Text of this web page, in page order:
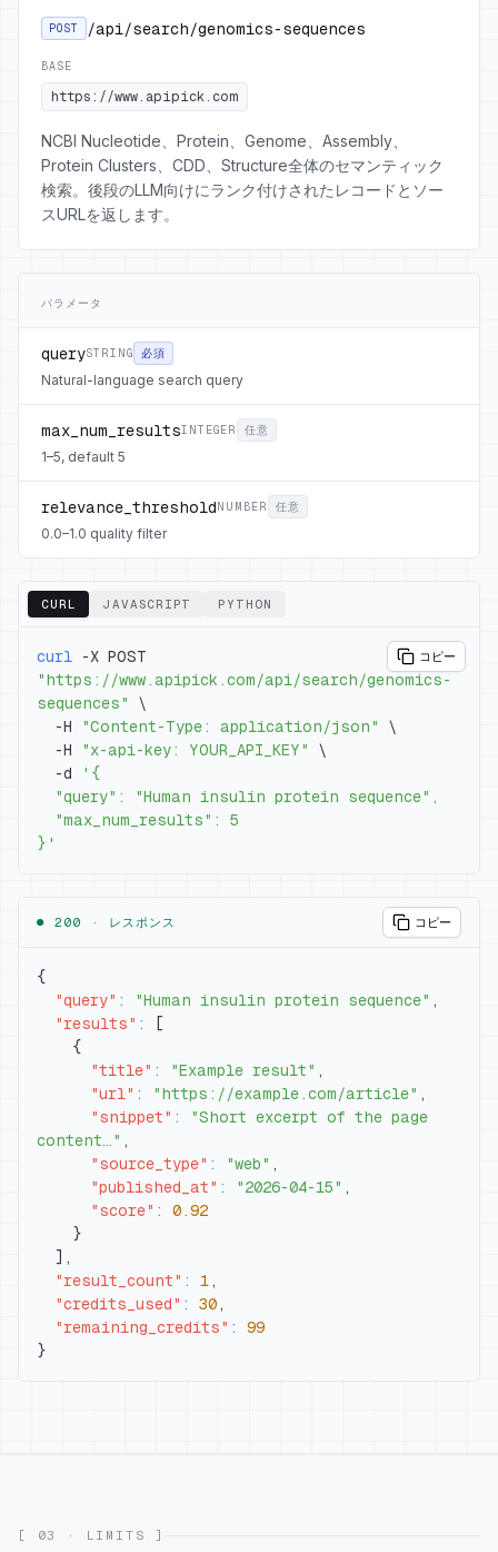
POST /api/search/genomics-sequences
BASE
https://www.apipick.com
NCBI Nucleotide、Protein、Genome、Assembly、
Protein Clusters、CDD、Structure全体のセマンティック
検索。後段のLLM向けにランク付けされたレコードとソー
スURLを返します。
パラメータ
querySTRING 必須
Natural-language search query
max_num_resultsINTEGER 任意
1–5, default 5
relevance_threshold NUMBER 任意
0.0–1.0 quality filter
CURL JAVASCRIPT PYTHON
コピー
curl
"https://www.apipick.com/api/search/genomics-
sequences"
\
  -H
"Content-Type: application/json"
\
  -H
"x-api-key: YOUR_API_KEY"
\
  -d
}'
● 200 · レスポンス コピー
{
"query" : "Human insulin protein sequence" ,
"results" :
[
{
"title" : "Example result" ,
"url" : "https://example.com/article" ,
"snippet" :
"Short excerpt of the page
content…" ,
"source_type" : "web" ,
"published_at" : "2026-04-15" ,
"score" :
0.92
}
] ,
"result_count" : 1 ,
"credits_used" : 30 ,
"remaining_credits" :
99
}
[ 03 · LIMITS ]